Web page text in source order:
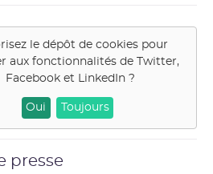
le dépôt de cookies pour
aux fonctionnalités de Twitter,
Facebook et LinkedIn ?
Oui Toujours
presse